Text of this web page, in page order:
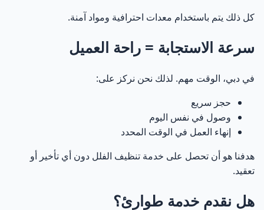
كل ذلك يتم باستخدام معدات احترافية ومواد آمنة.
سرعة الاستجابة = راحة العميل
في دبي، الوقت مهم. لذلك نحن نركز على:
حجز سريع
وصول في نفس اليوم
إنهاء العمل في الوقت المحدد
هدفنا هو أن تحصل على خدمة تنظيف الفلل دون أي تأخير أو
تعقيد.
هل نقدم خدمة طوارئ؟